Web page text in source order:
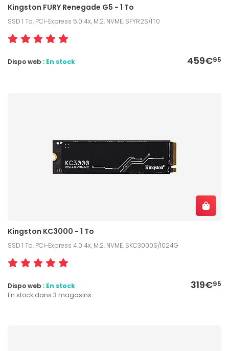
Kingston FURY Renegade G5 - 1 To
SSD 1 To, PCI-Express 5.0 4x, M.2, NVME, SFYR2S/1T0
459€95
Dispo web : En stock
Kingston KC3000 - 1 To
SSD 1 To, PCI-Express 4.0 4x, M.2, NVME, SKC3000S/1024G
319€95
Dispo web : En stock
En stock dans 3 magasins